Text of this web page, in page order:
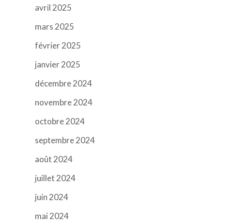
avril 2025
mars 2025
février 2025
janvier 2025
décembre 2024
novembre 2024
octobre 2024
septembre 2024
août 2024
juillet 2024
juin 2024
mai 2024